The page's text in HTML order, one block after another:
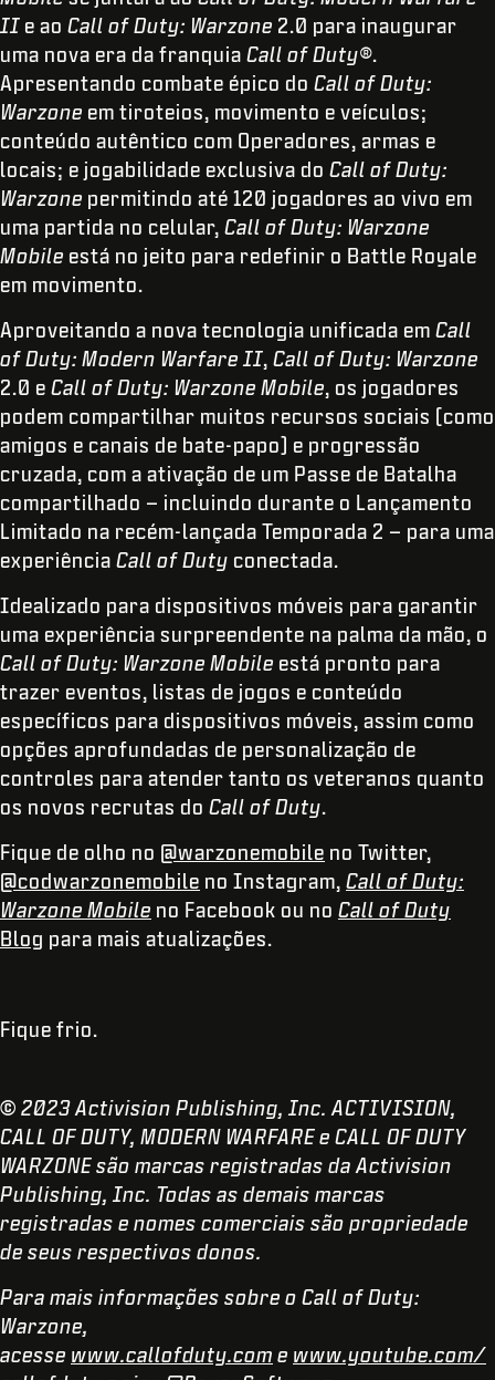
II e ao Call of Duty: Warzone 2.0 para inaugurar
uma nova era da franquia Call of Duty®.
Apresentando combate épico do Call of Duty:
Warzone em tiroteios, movimento e veículos;
conteúdo autêntico com Operadores, armas e
locais; e jogabilidade exclusiva do Call of Duty:
Warzone permitindo até 120 jogadores ao vivo em
uma partida no celular, Call of Duty: Warzone
Mobile está no jeito para redefinir o Battle Royale
em movimento.
Aproveitando a nova tecnologia unificada em Call
of Duty: Modern Warfare II, Call of Duty: Warzone
2.0 e Call of Duty: Warzone Mobile, os jogadores
podem compartilhar muitos recursos sociais (como
amigos e canais de bate-papo) e progressão
cruzada, com a ativação de um Passe de Batalha
compartilhado – incluindo durante o Lançamento
Limitado na recém-lançada Temporada 2 – para uma
experiência Call of Duty conectada.
Idealizado para dispositivos móveis para garantir
uma experiência surpreendente na palma da mão, o
Call of Duty: Warzone Mobile está pronto para
trazer eventos, listas de jogos e conteúdo
específicos para dispositivos móveis, assim como
opções aprofundadas de personalização de
controles para atender tanto os veteranos quanto
os novos recrutas do Call of Duty.
Fique de olho no @warzonemobile no Twitter,
@codwarzonemobile no Instagram, Call of Duty:
Warzone Mobile no Facebook ou no Call of Duty
Blog para mais atualizações.
Fique frio.
© 2023 Activision Publishing, Inc. ACTIVISION,
CALL OF DUTY, MODERN WARFARE e CALL OF DUTY
WARZONE são marcas registradas da Activision
Publishing, Inc. Todas as demais marcas
registradas e nomes comerciais são propriedade
de seus respectivos donos.
Para mais informações sobre o Call of Duty:
Warzone,
acesse www.callofduty.com e www.youtube.com/